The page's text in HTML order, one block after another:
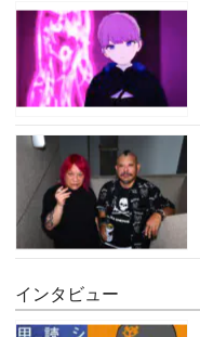
インタビュー